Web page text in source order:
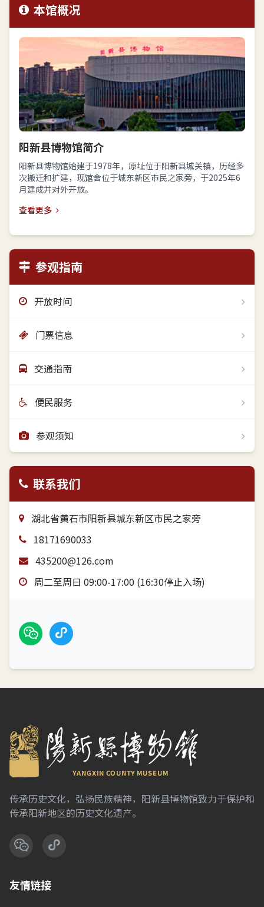
本馆概况
阳新县博物馆简介
阳新县博物馆始建于1978年，原址位于阳新县城关镇，历经多
次搬迁和扩建，现馆舍位于城东新区市民之家旁，于2025年6
月建成并对外开放。
查看更多
参观指南
开放时间
门票信息
交通指南
便民服务
参观须知
联系我们
湖北省黄石市阳新县城东新区市民之家旁
18171690033
435200@126.com
周二至周日 09:00-17:00 (16:30停止入场)
传承历史文化，弘扬民族精神，阳新县博物馆致力于保护和
传承阳新地区的历史文化遗产。
友情链接